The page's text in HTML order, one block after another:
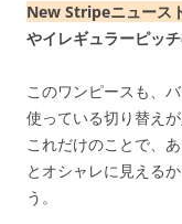
New Stripeニュース
やイレギュラーピッ
このワンピースも、
使っている切り替え
これだけのことで、
とオシャレに見える
う。